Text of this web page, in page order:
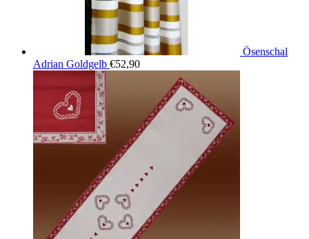
Ösenschal
Adrian Goldgelb €52,90